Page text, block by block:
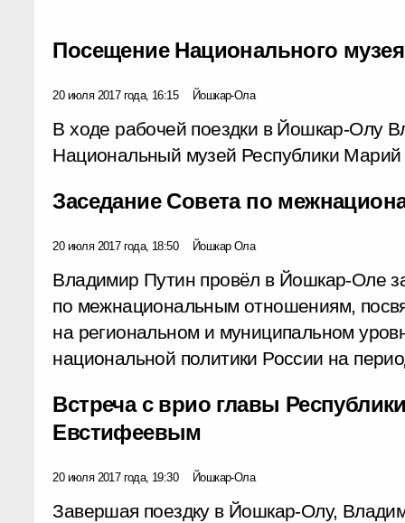
Посещение Национального
20 июля 2017 года, 16:15 Йошкар-Ола
В ходе рабочей поездки в Йошкар-Олу
Национальный музей Республики
Заседание Совета по
20 июля 2017 года, 18:50 Йошкар Ола
Владимир Путин провёл в Йошкар-Оле
по межнациональным отношениям,
на региональном и муниципальном
национальной политики России на
Встреча с врио главы
Евстифеевым
20 июля 2017 года, 19:30 Йошкар-Ола
Завершая поездку в Йошкар-Олу,